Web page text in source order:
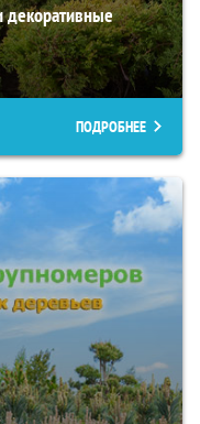
ПОДРОБНЕЕ